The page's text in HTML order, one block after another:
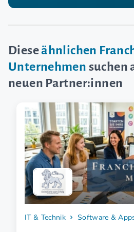
Dieseähnlichen
Unternehmen suchen
neuen Partner:innen
IT & Technik Software &